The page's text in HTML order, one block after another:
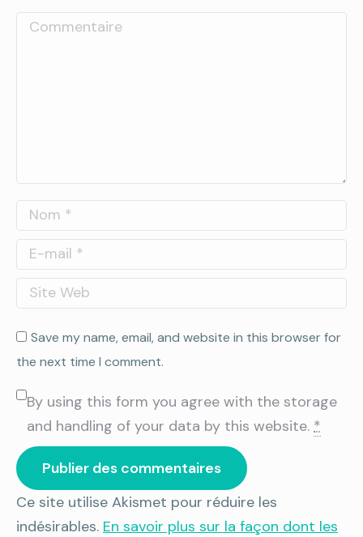
Commentaire
Nom *
E-mail *
Site Web
Save my name, email, and website in this browser for
the next time I comment.
By using this form you agree with the storage
and handling of your data by this website. *
Publier des commentaires
Ce site utilise Akismet pour réduire les
indésirables. En savoir plus sur la façon dont les